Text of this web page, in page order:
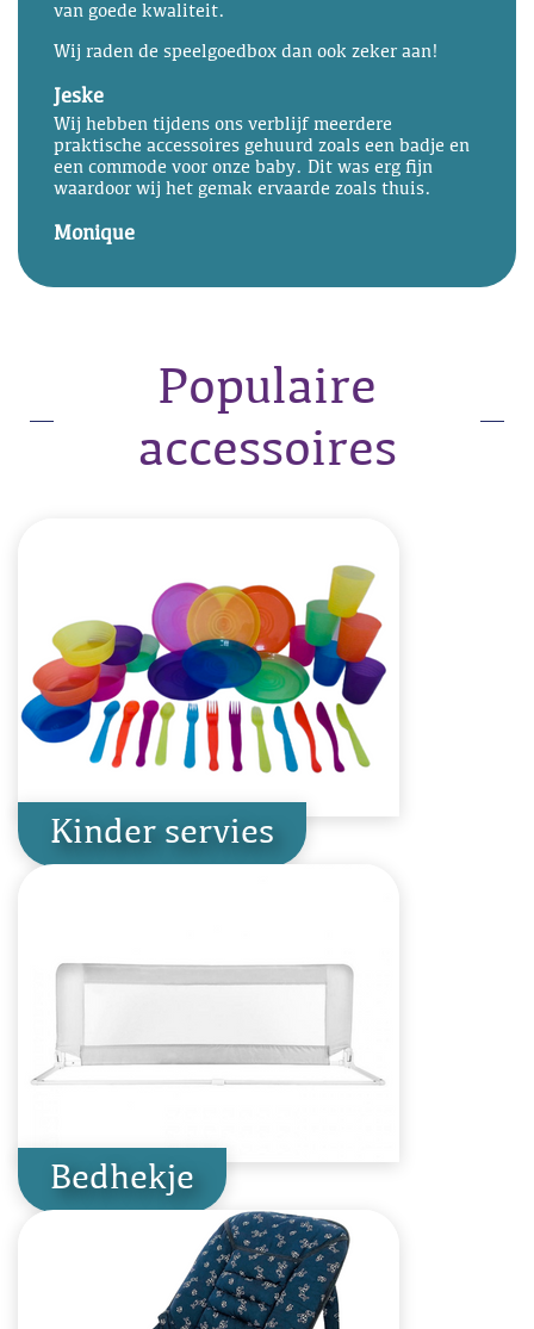
van goede kwaliteit.
Wij raden de speelgoedbox dan ook zeker aan!
Jeske
Wij hebben tijdens ons verblijf meerdere
praktische accessoires gehuurd zoals een badje en
een commode voor onze baby. Dit was erg fijn
waardoor wij het gemak ervaarde zoals thuis.
Monique
Populaire
accessoires
Kinder servies
Bedhekje